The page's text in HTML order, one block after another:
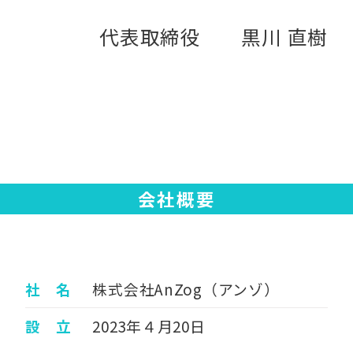
代表取締役 黒川 直樹
会社概要
社 名
株式会社AnZog（アンゾ）
設 立
2023年４月20日